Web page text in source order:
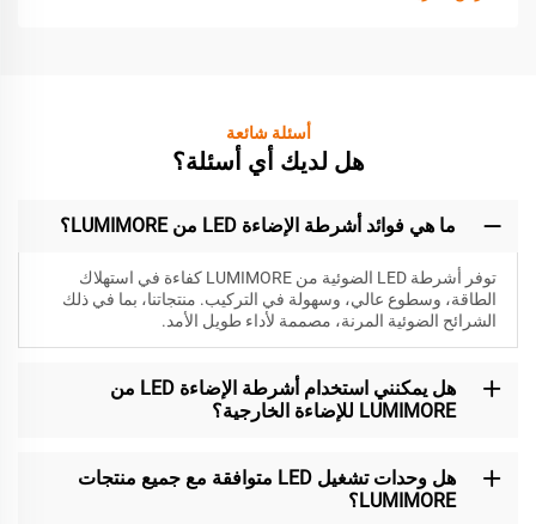
أسئلة شائعة
هل لديك أي أسئلة؟
ما هي فوائد أشرطة الإضاءة LED من LUMIMORE؟
توفر أشرطة LED الضوئية من LUMIMORE كفاءة في استهلاك
الطاقة، وسطوع عالي، وسهولة في التركيب. منتجاتنا، بما في ذلك
الشرائح الضوئية المرنة، مصممة لأداء طويل الأمد.
هل يمكنني استخدام أشرطة الإضاءة LED من
LUMIMORE للإضاءة الخارجية؟
هل وحدات تشغيل LED متوافقة مع جميع منتجات
LUMIMORE؟